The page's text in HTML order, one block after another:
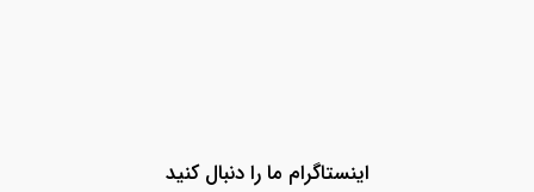
اینستاگرام ما را دنبال کنید